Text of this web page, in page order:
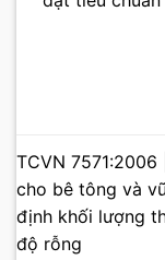
TCVN 7571:2006
cho bê tông và
định khối lượng
độ rỗng